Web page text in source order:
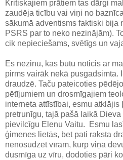
Kritiskajiem prātiem tas dārgi
zaudēja ticību vai viņi no
sākumā adventisms faktiski bija
PSRS par to neko nezinājām).
cik nepieciešams, svētīgs un
Es nezinu, kas būtu noticis ar
pirms vairāk nekā pusgadsimta.
draudzē. Taču pateicoties
pētījumiem un drosmīgajiem
interneta attīstībai, esmu
pretrunīgu, tajā pašā laikā
pievilcīgu Elenu Vaitu. Esmu
ģimenes lietās, bet pati raksta
nenosūdzēt vīram, kurp viņa
dusmīga uz vīru, dodoties pāri